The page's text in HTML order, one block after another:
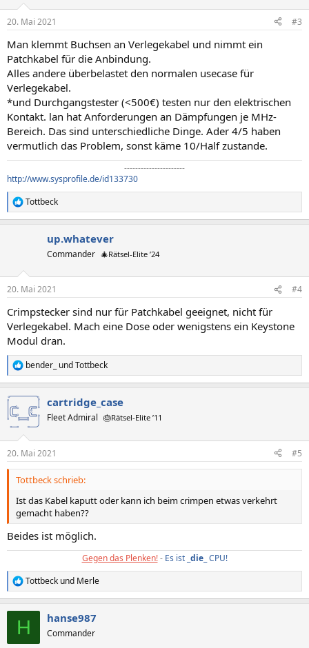
e
:
20. Mai 2021 #3
Man klemmt Buchsen an Verlegekabel und nimmt ein
Patchkabel für die Anbindung.
Alles andere überbelastet den normalen usecase für
Verlegekabel.
*und Durchgangstester (<500€) testen nur den elektrischen
Kontakt. lan hat Anforderungen an Dämpfungen je MHz-
Bereich. Das sind unterschiedliche Dinge. Ader 4/5 haben
vermutlich das Problem, sonst käme 10/Half zustande.
----------------------​
http://www.sysprofile.de/id133730
R
e
e
:
Tottbeck
up.whatever
Commander 🎄Rätsel-Elite ’24
20. Mai 2021 #4
Crimpstecker sind nur für Patchkabel geeignet, nicht für
Verlegekabel. Mach eine Dose oder wenigstens ein Keystone
Modul dran.
R
e
t
i
e
n
bender_ undTottbeck
cartridge_case
Fleet Admiral 🎂Rätsel-Elite ’11
20. Mai 2021 #5
Tottbeck schrieb:
Ist das Kabel kaputt oder kann ich beim crimpen etwas verkehrt
gemacht haben??
Beides ist möglich.
Gegen das Plenken!- Es ist _ die_ CPU!
R
e
Tottbeck und Merle
H hanse987
Commander